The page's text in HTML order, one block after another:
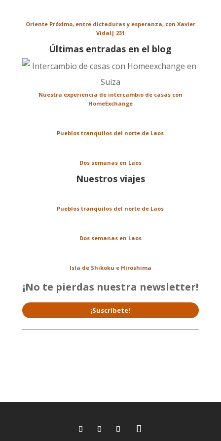
Oriente Próximo, entre dictaduras y esperanza, con Xavier
Vidal| 231
Últimas entradas en el blog
Nuestra experiencia de intercambio de casas con
HomeExchange
Pueblos tranquilos del norte de Laos
Dos semanas en Laos
Nuestros viajes
Pueblos tranquilos del norte de Laos
Dos semanas en Laos
Isla de Shikoku e Hiroshima
¡No te pierdas nuestra newsletter!
¡Suscríbete!